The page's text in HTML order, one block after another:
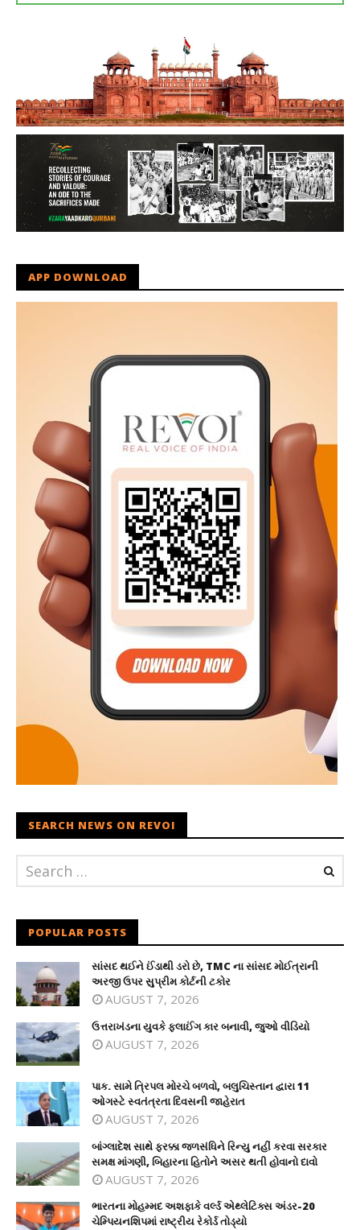
APP DOWNLOAD
SEARCH NEWS ON REVOI
POPULAR POSTS
સાંસદ થઈને ઈંડાથી ડરો છે, TMC ના સાંસદ મોઈત્રાની
અરજી ઉપર સુપ્રીમ કોર્ટની ટકોર
AUGUST 7, 2026
ઉત્તરાખંડના યુવકે ફ્લાઈંગ કાર બનાવી, જુઓ વીડિયો
AUGUST 7, 2026
પાક. સામે ત્રિપલ મોરચે બળવો, બલુચિસ્તાન દ્વારા 11
ઓગસ્ટે સ્વતંત્રતા દિવસની જાહેરાત
AUGUST 7, 2026
બાંગ્લાદેશ સાથે ફરક્કા જળસંધિને રિન્યુ નહીં કરવા સરકાર
સમક્ષ માંગણી, બિહારના હિતોને અસર થતી હોવાનો દાવો
AUGUST 7, 2026
ભારતના મોહમ્મદ અશફાકે વર્લ્ડ એથ્લેટિક્સ અંડર-20
ચેમ્પિયનશિપમાં રાષ્ટ્રીય રેકોર્ડ તોડ્યો